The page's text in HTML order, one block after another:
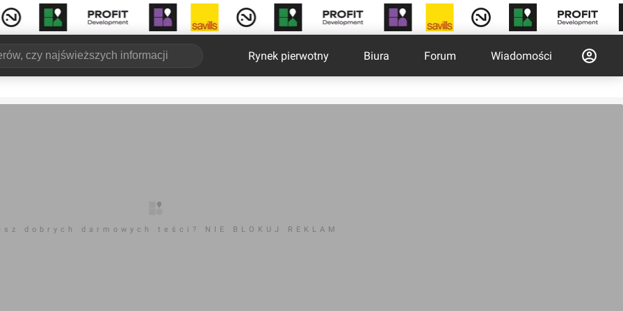
Rynek pierwotny Biura Forum Wiadomości
dobrych darmowych teści? NIE BLOKUJ REKLAM